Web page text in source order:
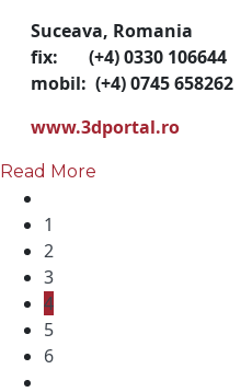
Suceava, Romania
fix: (+4) 0330 106644
mobil: (+4) 0745 658262
www.3dportal.ro
Read More
1
2
3
4
5
6